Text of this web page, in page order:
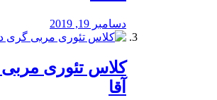
دسامبر 19, 2019
آقا